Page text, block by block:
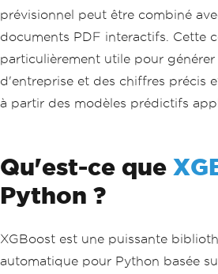
prévisionnel peut être combiné
documents PDF interactifs. Cette
particulièrement utile pour
d'entreprise et des chiffres précis
à partir des modèles prédictifs
Qu'est-ce que
Python ?
XGBoost est une puissante
automatique pour Python basée